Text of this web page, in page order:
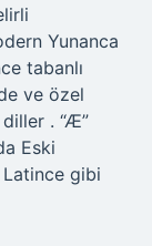
Yunanca
tabanlı
ve özel
. “Æ”
Eski
gibi